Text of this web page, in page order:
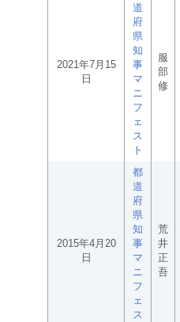
2021年7月15
日
道
府
県
知
事
マ
ニ
フ
ェ
ス
ト
服
部
修
2015年4月20
日
都
道
府
県
知
事
マ
ニ
フ
ェ
ス
荒
井
正
吾